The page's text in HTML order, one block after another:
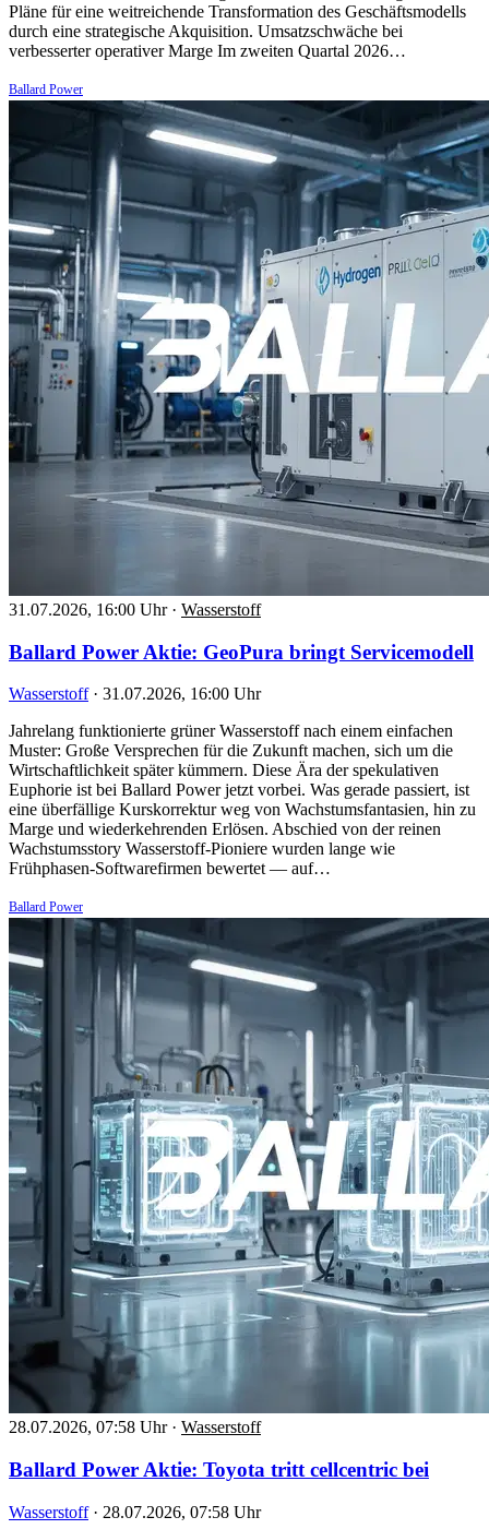
Pläne für eine weitreichende Transformation des Geschäftsmodells
durch eine strategische Akquisition. Umsatzschwäche bei
verbesserter operativer Marge Im zweiten Quartal 2026…
Ballard Power
31.07.2026, 16:00 Uhr · Wasserstoff
Ballard Power Aktie: GeoPura bringt Servicemodell
Wasserstoff · 31.07.2026, 16:00 Uhr
Jahrelang funktionierte grüner Wasserstoff nach einem einfachen
Muster: Große Versprechen für die Zukunft machen, sich um die
Wirtschaftlichkeit später kümmern. Diese Ära der spekulativen
Euphorie ist bei Ballard Power jetzt vorbei. Was gerade passiert, ist
eine überfällige Kurskorrektur weg von Wachstumsfantasien, hin zu
Marge und wiederkehrenden Erlösen. Abschied von der reinen
Wachstumsstory Wasserstoff-Pioniere wurden lange wie
Frühphasen-Softwarefirmen bewertet — auf…
Ballard Power
28.07.2026, 07:58 Uhr · Wasserstoff
Ballard Power Aktie: Toyota tritt cellcentric bei
Wasserstoff · 28.07.2026, 07:58 Uhr